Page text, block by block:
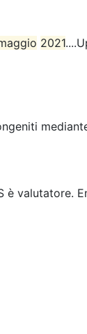
2021
valutatore.